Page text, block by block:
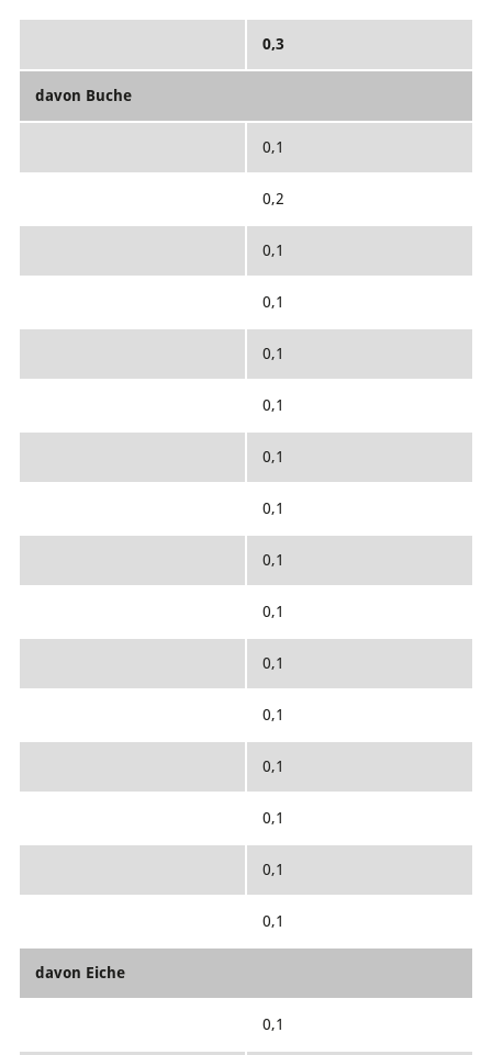
0,3
davon Buche
0,1
0,2
0,1
0,1
0,1
0,1
0,1
0,1
0,1
0,1
0,1
0,1
0,1
0,1
0,1
0,1
davon Eiche
0,1